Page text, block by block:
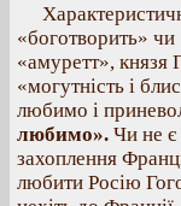
«боготворить»
«амуретт», князя
«могутність і
любимо і
любимо». Чи не є
захоплення
любити Росію